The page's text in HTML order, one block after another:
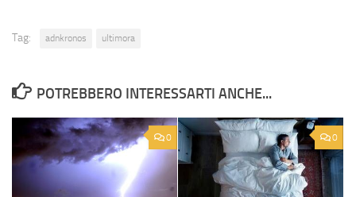
Tag: adnkronos ultimora
POTREBBERO INTERESSARTI ANCHE...
0 0